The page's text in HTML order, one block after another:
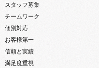
スタッフ募集
チームワーク
個別対応
お客様第一
信頼と実績
満足度重視